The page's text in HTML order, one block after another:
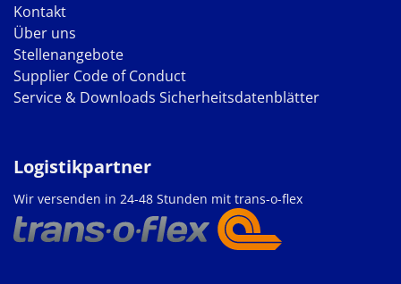
Kontakt
Über uns
Stellenangebote
Supplier Code of Conduct
Service & Downloads Sicherheitsdatenblätter
Logistikpartner
Wir versenden in 24-48 Stunden mit trans-o-flex